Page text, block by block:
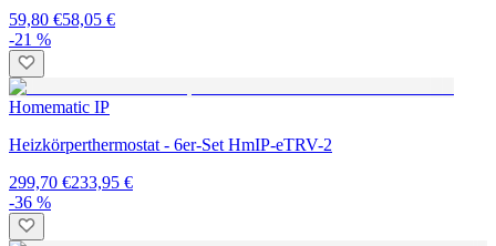
59,80 €58,05 €
-21 %
Homematic IP
Heizkörperthermostat - 6er-Set HmIP-eTRV-2
299,70 €233,95 €
-36 %